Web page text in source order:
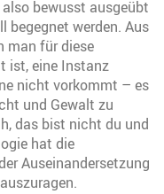
bewusst ausgeübt
begegnet werden. Aus
man für diese
ist, eine Instanz
nicht vorkommt – es
und Gewalt zu
das bist nicht du und
hat die
Auseinandersetzung